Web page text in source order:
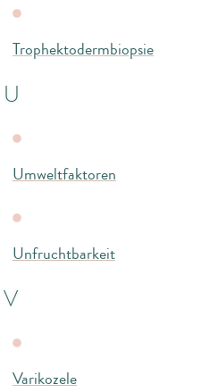
Trophektodermbiopsie
U
Umweltfaktoren
Unfruchtbarkeit
V
Varikozele